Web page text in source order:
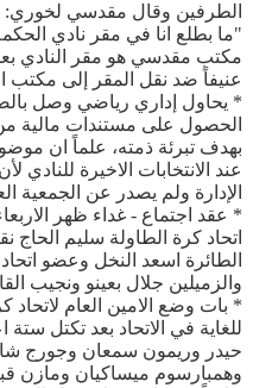
الطرفين وقال مقدسي
"ما بطلع انا في مقر نادي
مكتب مقدسي هو مقر النادي
عنيفاً ضد نقل المقر إلى مكتب
* يحاول إداري رياضي وصل
الحصول على مستندات مالية
بهدف تبرئة ذمته، علماً ان
عند الانتخابات الاخيرة للنادي
الإدارة ولم يصدر عن الجمعية
* عقد اجتماع - غداء ظهر
اتحاد كرة الطاولة سليم الحاج
الطائرة اسعد النخل وعضو
والزميلين جلال بعينو ونجيب
* بات وضع الامين العام
للغاية في الاتحاد بعد تكتل
حيدر وريمون سمعان وجورج
وهمبارسوم ميساكيان ومازن